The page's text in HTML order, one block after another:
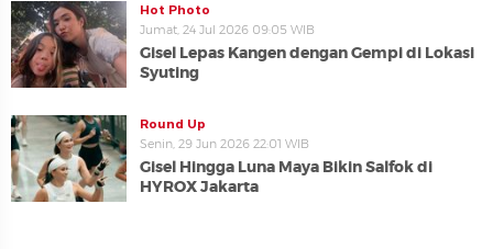
Hot Photo
Jumat, 24 Jul 2026 09:05 WIB
Gisel Lepas Kangen dengan Gempi di Lokasi
Syuting
Round Up
Senin, 29 Jun 2026 22:01 WIB
Gisel Hingga Luna Maya Bikin Salfok di
HYROX Jakarta